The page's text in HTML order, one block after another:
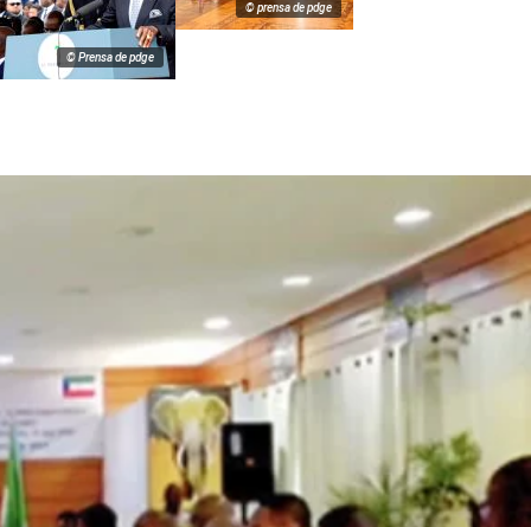
© prensa de pdge
© Prensa de pdge